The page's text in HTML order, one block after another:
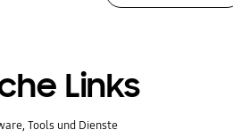
Links
Tools und Dienste